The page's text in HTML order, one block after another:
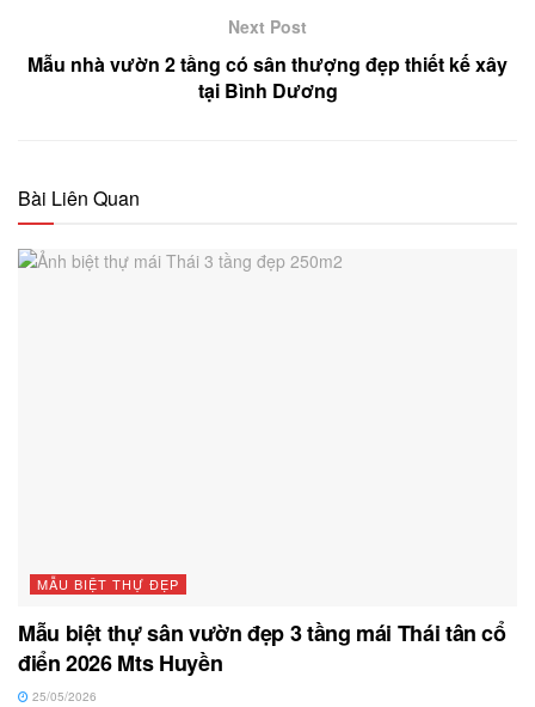
Next Post
Mẫu nhà vườn 2 tầng có sân thượng đẹp thiết kế xây
tại Bình Dương
Bài Liên Quan
MẪU BIỆT THỰ ĐẸP
Mẫu biệt thự sân vườn đẹp 3 tầng mái Thái tân cổ
điển 2026 Mts Huyền
25/05/2026